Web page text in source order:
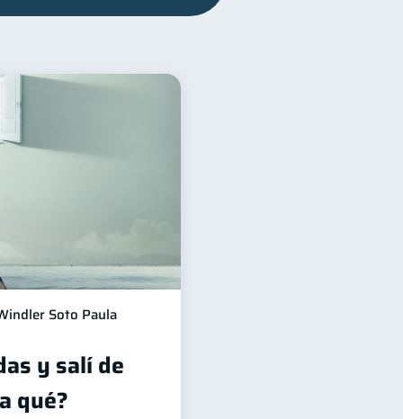
Derechos & Deberes
1
Soto Paula
y salí de
qué?